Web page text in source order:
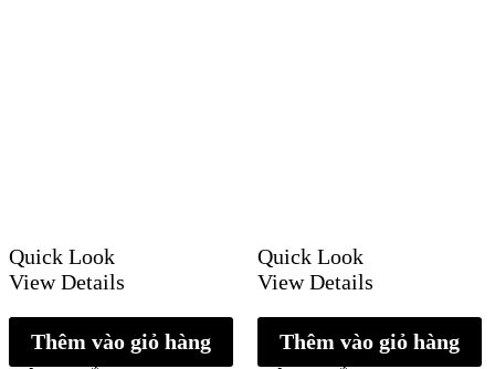
Quick Look
View Details
Thêm vào giỏ hàng
Quick Look
View Details
Thêm vào giỏ hàng